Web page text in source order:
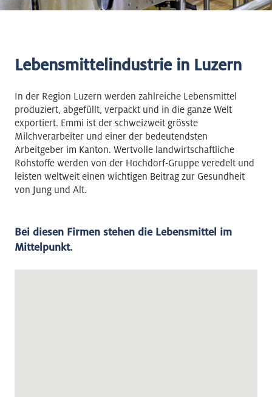
Lebensmittelindustrie in Luzern
In der Region Luzern werden zahlreiche Lebensmittel
produziert, abgefüllt, verpackt und in die ganze Welt
exportiert. Emmi ist der schweizweit grösste
Milchverarbeiter und einer der bedeutendsten
Arbeitgeber im Kanton. Wertvolle landwirtschaftliche
Rohstoffe werden von der Hochdorf-Gruppe veredelt und
leisten weltweit einen wichtigen Beitrag zur Gesundheit
von Jung und Alt.
Bei diesen Firmen stehen die Lebensmittel im
Mittelpunkt.